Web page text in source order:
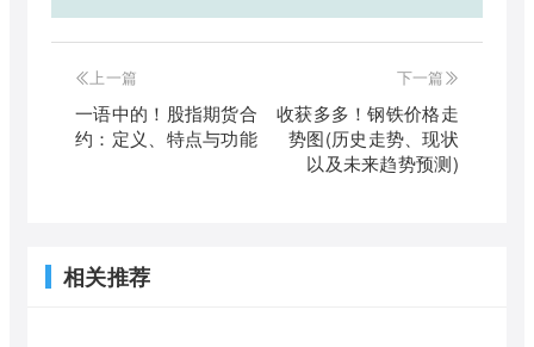
上一篇
一语中的！股指期货合
约：定义、特点与功能
下一篇
收获多多！钢铁价格走
势图(历史走势、现状
以及未来趋势预测)
相关推荐